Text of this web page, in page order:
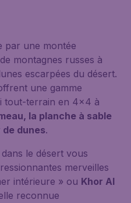
par une montée
montagnes russes à
escarpées du désert.
une gamme
tout-terrain en 4x4 à
la planche à sable
de dunes.
le désert vous
merveilles
intérieure » ou Khor Al
reconnue